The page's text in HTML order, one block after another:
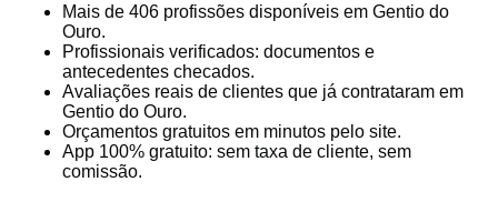
Mais de 406 profissões disponíveis em Gentio do
Ouro.
Profissionais verificados: documentos e
antecedentes checados.
Avaliações reais de clientes que já contrataram em
Gentio do Ouro.
Orçamentos gratuitos em minutos pelo site.
App 100% gratuito: sem taxa de cliente, sem
comissão.